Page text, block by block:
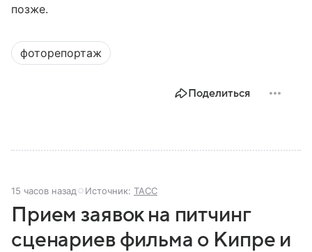
позже.
фоторепортаж
Поделиться
15 часов назад Источник: ТАСС
Прием заявок на питчинг
сценариев фильма о Кипре и